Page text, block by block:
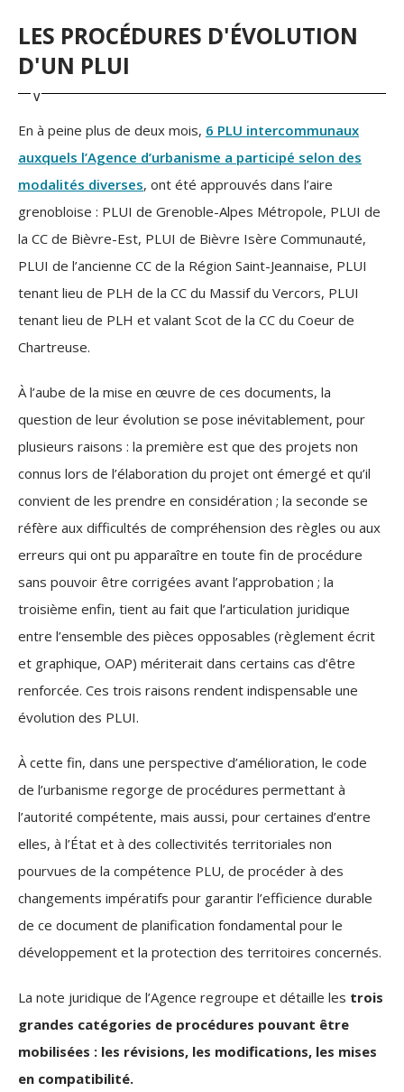
LES PROCÉDURES D'ÉVOLUTION
D'UN PLUI
En à peine plus de deux mois, 6 PLU intercommunaux
auxquels l’Agence d’urbanisme a participé selon des
modalités diverses, ont été approuvés dans l’aire
grenobloise : PLUI de Grenoble-Alpes Métropole, PLUI de
la CC de Bièvre-Est, PLUI de Bièvre Isère Communauté,
PLUI de l’ancienne CC de la Région Saint-Jeannaise, PLUI
tenant lieu de PLH de la CC du Massif du Vercors, PLUI
tenant lieu de PLH et valant Scot de la CC du Coeur de
Chartreuse.
À l’aube de la mise en œuvre de ces documents, la
question de leur évolution se pose inévitablement, pour
plusieurs raisons : la première est que des projets non
connus lors de l’élaboration du projet ont émergé et qu’il
convient de les prendre en considération ; la seconde se
réfère aux difficultés de compréhension des règles ou aux
erreurs qui ont pu apparaître en toute fin de procédure
sans pouvoir être corrigées avant l’approbation ; la
troisième enfin, tient au fait que l’articulation juridique
entre l’ensemble des pièces opposables (règlement écrit
et graphique, OAP) mériterait dans certains cas d’être
renforcée. Ces trois raisons rendent indispensable une
évolution des PLUI.
À cette fin, dans une perspective d’amélioration, le code
de l’urbanisme regorge de procédures permettant à
l’autorité compétente, mais aussi, pour certaines d’entre
elles, à l’État et à des collectivités territoriales non
pourvues de la compétence PLU, de procéder à des
changements impératifs pour garantir l’efficience durable
de ce document de planification fondamental pour le
développement et la protection des territoires concernés.
La note juridique de l’Agence regroupe et détaille les trois
grandes catégories de procédures pouvant être
mobilisées : les révisions, les modifications, les mises
en compatibilité.